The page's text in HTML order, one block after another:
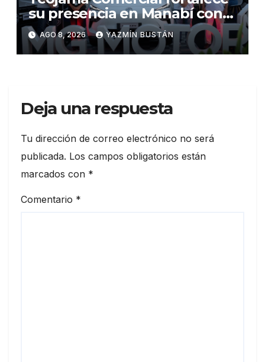
su presencia en Manabí con
una apuesta por la movilidad
híbrida y eléctrica durante
ExpoAuto del Pacífico 2026
AGO 8, 2026 YAZMÍN BUSTÁN
Deja una respuesta
Tu dirección de correo electrónico no será
publicada. Los campos obligatorios están
marcados con *
Comentario *